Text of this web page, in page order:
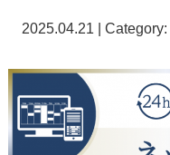
2025.04.21 | Category: